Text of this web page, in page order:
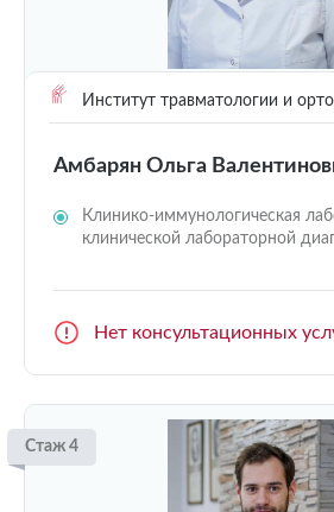
Институт травматологии и
Амбарян Ольга
Клинико-иммунологическая
клинической лабораторной
Нет консультационных
Стаж 4